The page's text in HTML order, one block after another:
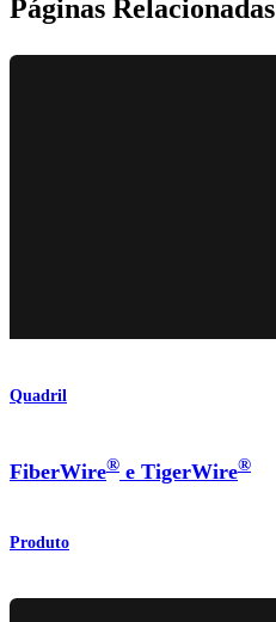
Páginas Relacionadas
Quadril
FiberWire® e TigerWire®
Produto